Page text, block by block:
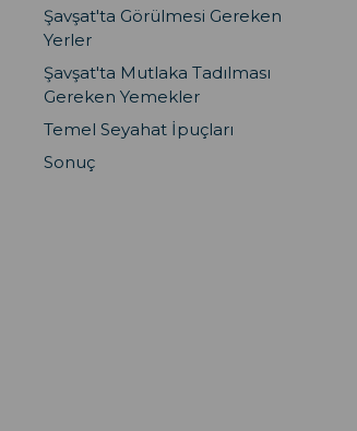
Şavşat'ta Görülmesi Gereken
Yerler
Şavşat'ta Mutlaka Tadılması
Gereken Yemekler
Temel Seyahat İpuçları
Sonuç